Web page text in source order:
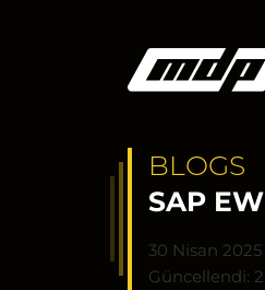
BLOGS
SAP
30 Nisan 2025
Güncellendi: 2